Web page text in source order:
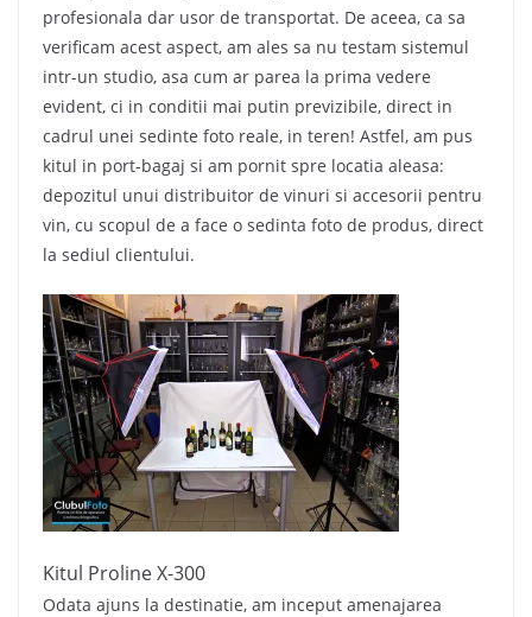
profesionala dar usor de transportat. De aceea, ca sa
verificam acest aspect, am ales sa nu testam sistemul
intr-un studio, asa cum ar parea la prima vedere
evident, ci in conditii mai putin previzibile, direct in
cadrul unei sedinte foto reale, in teren! Astfel, am pus
kitul in port-bagaj si am pornit spre locatia aleasa:
depozitul unui distribuitor de vinuri si accesorii pentru
vin, cu scopul de a face o sedinta foto de produs, direct
la sediul clientului.
Kitul Proline X-300
Odata ajuns la destinatie, am inceput amenajarea